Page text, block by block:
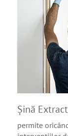
Șină
permite